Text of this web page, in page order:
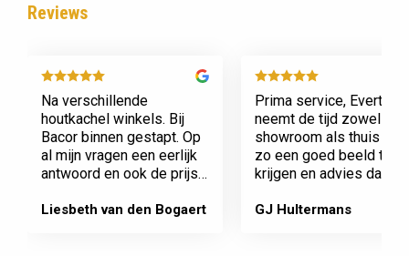
Reviews
Na verschillende
houtkachel winkels. Bij
Bacor binnen gestapt. Op
al mijn vragen een eerlijk
antwoord en ook de prijs
Afspraak is afspraak geen
Liesbeth van den Bogaert
Prima service, Evert
neemt de tijd zowel in
showroom als thuis om
zo een goed beeld te
krijgen en advies daarop
nieuwe kachel. Komt
GJ Hultermans